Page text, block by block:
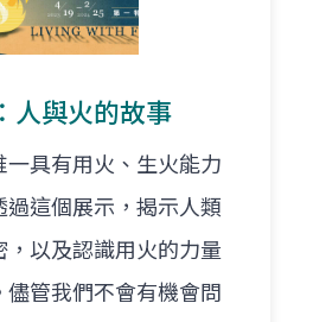
人與火的故事
一具有用火、生火能力
過這個展示，揭示人類
，以及認識用火的力量
儘管我們不會有機會問